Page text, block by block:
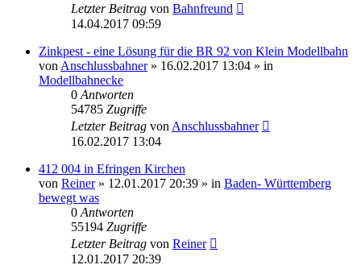
Letzter Beitrag von Bahnfreund
14.04.2017 09:59
Zinkpest - eine Lösung für die BR 92 von Klein Modellbahn
von Anschlussbahner» 16.02.2017 13:04 » in
Modellbahnecke
0 Antworten
54785 Zugriffe
Letzter Beitrag von Anschlussbahner
16.02.2017 13:04
412 004 in Efringen Kirchen
von Reiner» 12.01.2017 20:39 » in Baden- Württemberg
bewegt was
0 Antworten
55194 Zugriffe
Letzter Beitrag von Reiner
12.01.2017 20:39